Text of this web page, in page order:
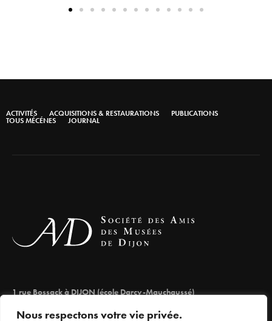
Nous respectons votre vie privée.
ACTIVITÉS ACQUISITIONS & RESTAURATIONS PUBLICATIONS
TOUS MÉCÉNES JOURNAL
1 rue Bossack à DIJON (école Darcy-Mauchaussé)